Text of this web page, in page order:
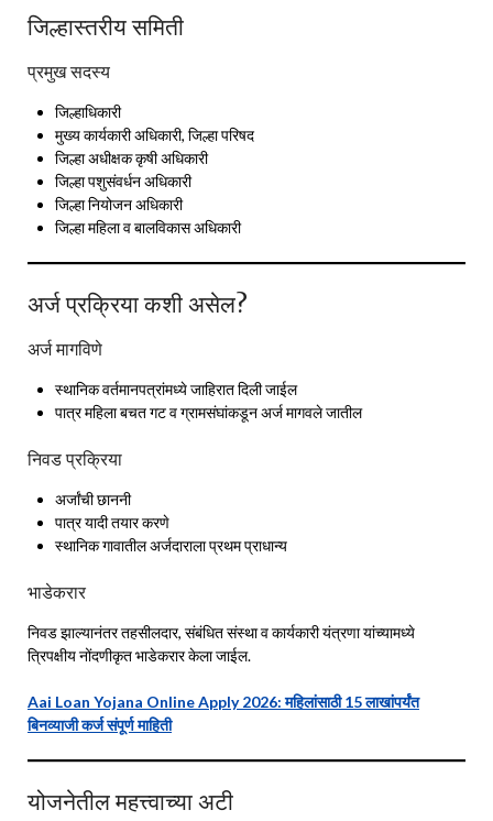
जिल्हास्तरीय समिती
प्रमुख सदस्य
जिल्हाधिकारी
मुख्य कार्यकारी अधिकारी, जिल्हा परिषद
जिल्हा अधीक्षक कृषी अधिकारी
जिल्हा पशुसंवर्धन अधिकारी
जिल्हा नियोजन अधिकारी
जिल्हा महिला व बालविकास अधिकारी
अर्ज प्रक्रिया कशी असेल?
अर्ज मागविणे
स्थानिक वर्तमानपत्रांमध्ये जाहिरात दिली जाईल
पात्र महिला बचत गट व ग्रामसंघांकडून अर्ज मागवले जातील
निवड प्रक्रिया
अर्जांची छाननी
पात्र यादी तयार करणे
स्थानिक गावातील अर्जदाराला प्रथम प्राधान्य
भाडेकरार
निवड झाल्यानंतर तहसीलदार, संबंधित संस्था व कार्यकारी यंत्रणा यांच्यामध्ये
त्रिपक्षीय नोंदणीकृत भाडेकरार केला जाईल.
Aai Loan Yojana Online Apply 2026: महिलांसाठी 15 लाखांपर्यंत
बिनव्याजी कर्ज संपूर्ण माहिती
योजनेतील महत्त्वाच्या अटी